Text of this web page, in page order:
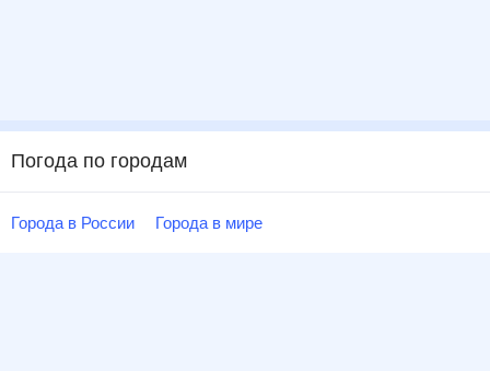
Погода по городам
Города в России Города в мире